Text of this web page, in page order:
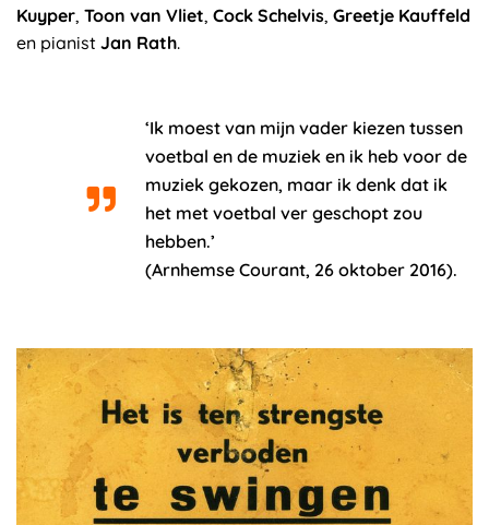
Kuyper, Toon van Vliet, Cock Schelvis, Greetje Kauffeld
en pianist Jan Rath.
‘Ik moest van mijn vader kiezen tussen
voetbal en de muziek en ik heb voor de
muziek gekozen, maar ik denk dat ik
het met voetbal ver geschopt zou
hebben.’
(Arnhemse Courant, 26 oktober 2016).